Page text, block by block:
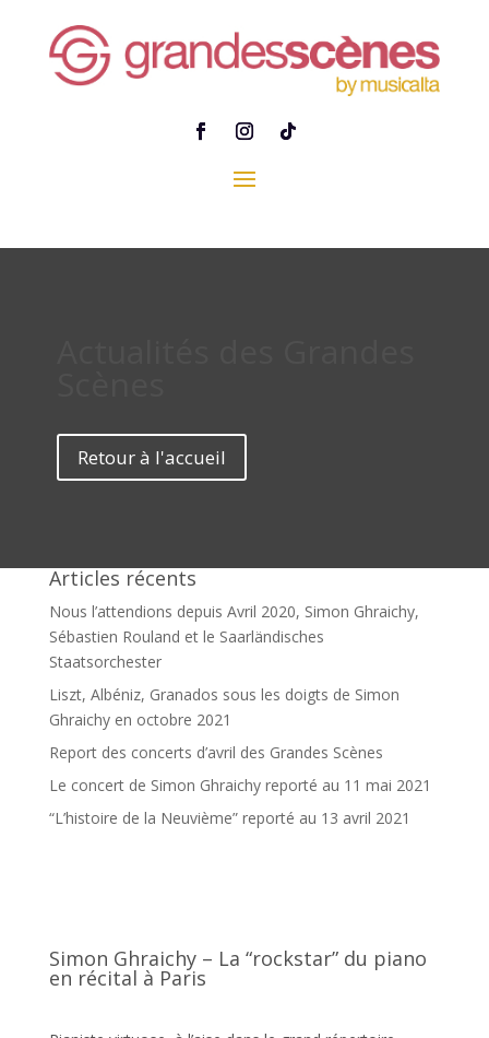
Retour à l'accueil
Articles récents
Nous l’attendions depuis Avril 2020, Simon Ghraichy,
Sébastien Rouland et le Saarländisches
Staatsorchester
Liszt, Albéniz, Granados sous les doigts de Simon
Ghraichy en octobre 2021
Report des concerts d’avril des Grandes Scènes
Le concert de Simon Ghraichy reporté au 11 mai 2021
“L’histoire de la Neuvième” reporté au 13 avril 2021
Simon Ghraichy – La “rockstar” du piano
en récital à Paris